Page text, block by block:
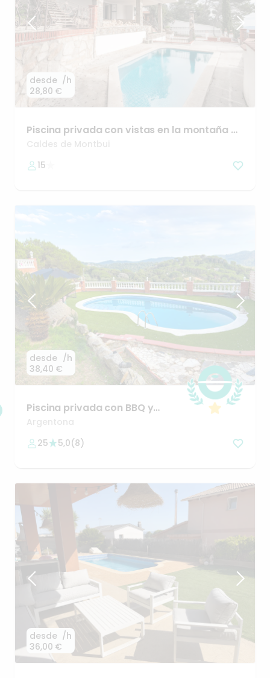
desde
28,80 €
/h
Piscina privada con vistas en la montaña –
cerca Barcelona
Caldes de Montbui
15
desde
38,40 €
/h
Piscina privada con BBQ y
terraza panorámica
Argentona
25
5,0(8)
desde
36,00 €
/h